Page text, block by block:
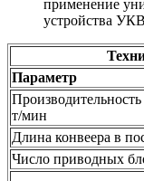
применение
устройства
Параметр
т/мин
Длина конвеера в
Число приводных